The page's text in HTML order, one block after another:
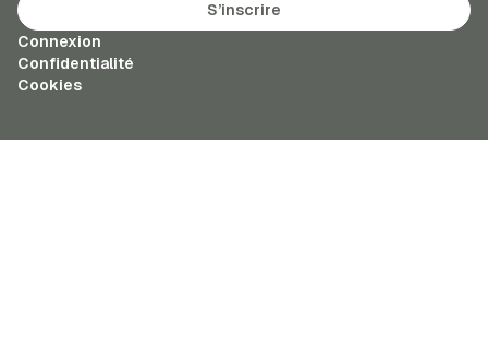
S’inscrire
Connexion
Confidentialité
Cookies